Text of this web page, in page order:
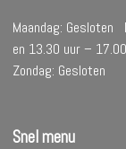
Maandag:
en 13.30 uur –
Zondag: Gesloten
Snel menu